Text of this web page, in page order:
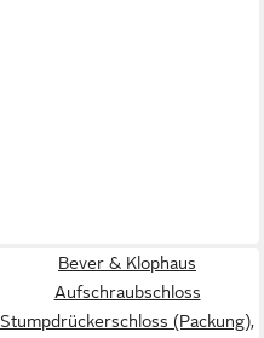
Bever & Klophaus
Aufschraubschloss
Stumpdrückerschloss (Packung),